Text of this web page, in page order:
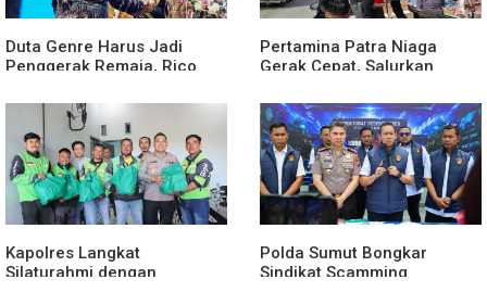
Duta Genre Harus Jadi
Penggerak Remaja, Rico
Saat Ada Acara
Pertamina Patra Niaga
Gerak Cepat, Salurkan
Terdampak Bencana Banjir
di Sumatera Barat
Kapolres Langkat
Silaturahmi dengan
Polda Sumut Bongkar
Sindikat Scamming